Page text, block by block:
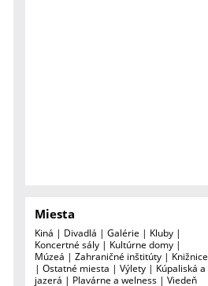
Miesta
Kiná | Divadlá | Galérie | Kluby |
Koncertné sály | Kultúrne domy |
Múzeá | Zahraničné inštitúty | Knižnice
| Ostatné miesta | Výlety | Kúpaliská a
jazerá | Plavárne a welness | Viedeň